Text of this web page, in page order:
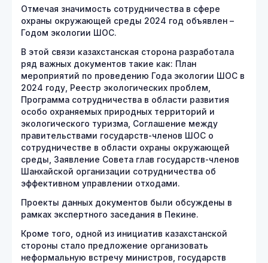
Отмечая значимость сотрудничества в сфере
охраны окружающей среды 2024 год объявлен –
Годом экологии ШОС.
В этой связи казахстанская сторона разработала
ряд важных документов такие как: План
мероприятий по проведению Года экологии ШОС в
2024 году, Реестр экологических проблем,
Программа сотрудничества в области развития
особо охраняемых природных территорий и
экологического туризма, Соглашение между
правительствами государств-членов ШОС о
сотрудничестве в области охраны окружающей
среды, Заявление Совета глав государств-членов
Шанхайской организации сотрудничества об
эффективном управлении отходами.
Проекты данных документов были обсуждены в
рамках экспертного заседания в Пекине.
Кроме того, одной из инициатив казахстанской
стороны стало предложение организовать
неформальную встречу министров, государств